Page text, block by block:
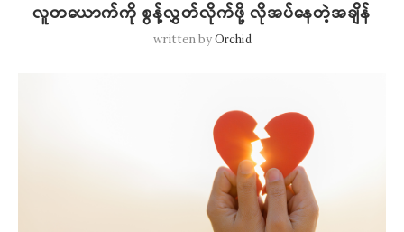
လူတယောက်ကို စွန့်လွှတ်လိုက်ဖို့ လိုအပ်နေတဲ့အချိန်
written byOrchid